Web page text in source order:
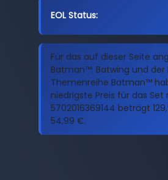
EOL Status:
Für das auf dieser Seite
Batman™: Batwing und
Themenreihe Batman™
niedrigste Preis für das Set
5702016369144 beträgt
54,99 €.